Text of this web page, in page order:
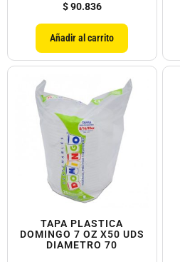
$90.836
Añadir al carrito
TAPA PLASTICA
DOMINGO 7 OZ X50 UDS
DIAMETRO 70